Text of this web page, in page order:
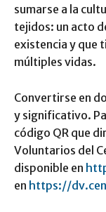
sumarse a la
tejidos: un acto
existencia y que
múltiples vidas.
Convertirse en
y significativo.
código QR que
Voluntarios del
disponible en
en https://